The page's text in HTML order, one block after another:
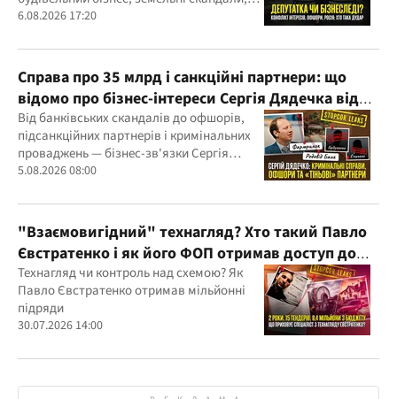
судові справи
6.08.2026 17:20
Справа про 35 млрд і санкційні партнери: що
відомо про бізнес-інтереси Сергія Дядечка від
"Родовід Банку" до "ФАРМАСЕЛ"
Від банківських скандалів до офшорів,
підсанкційних партнерів і кримінальних
проваджень — бізнес-зв'язки Сергія
Дядечка й досі простягаються через
5.08.2026 08:00
"Взаємовигідний" технагляд? Хто такий Павло
Євстратенко і як його ФОП отримав доступ до
бюджетних мільйонів?
Технагляд чи контроль над схемою? Як
Павло Євстратенко отримав мільйонні
підряди
30.07.2026 14:00